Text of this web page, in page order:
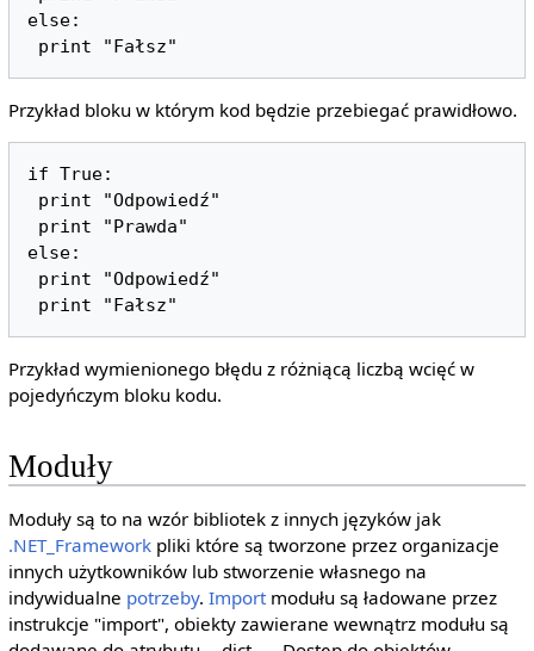
else:
print "Fałsz"
Przykład bloku w którym kod będzie przebiegać prawidłowo.
if True:
else:
print "Fałsz"
Przykład wymienionego błędu z różniącą liczbą wcięć w
pojedyńczym bloku kodu.
Moduły
Moduły są to na wzór bibliotek z innych języków jak
.NET_Frameworkpliki które są tworzone przez organizacje
innych użytkowników lub stworzenie własnego na
indywidualne potrzeby. Importmodułu są ładowane przez
instrukcje "import", obiekty zawierane wewnątrz modułu są